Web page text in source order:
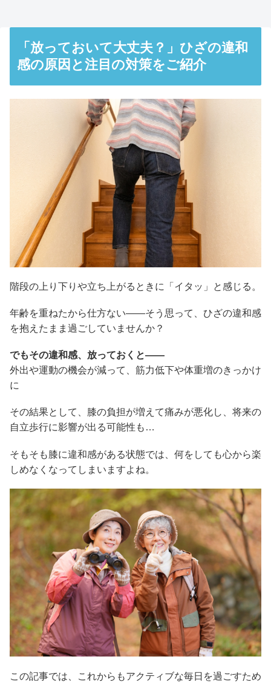
「放っておいて大丈夫？」ひざの違和
感の原因と注目の対策をご紹介
階段の上り下りや立ち上がるときに「イタッ」と感じる。
年齢を重ねたから仕方ない――そう思って、ひざの違和感
を抱えたまま過ごしていませんか？
でもその違和感、放っておくと――
外出や運動の機会が減って、筋力低下や体重増のきっかけ
に
その結果として、膝の負担が増えて痛みが悪化し、将来の
自立歩行に影響が出る可能性も…
そもそも膝に違和感がある状態では、何をしても心から楽
しめなくなってしまいますよね。
この記事では、これからもアクティブな毎日を過ごすため